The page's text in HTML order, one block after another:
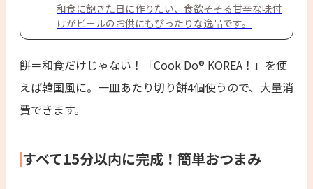
和食に飽きた日に作りたい、食欲そそる甘辛な味付
けがビールのお供にもぴったりな逸品です。
餅＝和食だけじゃない！「Cook Do® KOREA！」を使
えば韓国風に。一皿あたり切り餅4個使うので、大量消
費できます。
すべて15分以内に完成！簡単おつまみ